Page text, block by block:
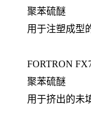
聚苯硫醚
用于注塑成型
FORTRON
聚苯硫醚
用于挤出的未